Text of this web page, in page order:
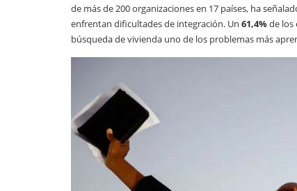
de más de 200 organizaciones en 17 países, ha
enfrentan dificultades de integración. Un 61,4%de los
búsqueda de vivienda uno de los problemas más